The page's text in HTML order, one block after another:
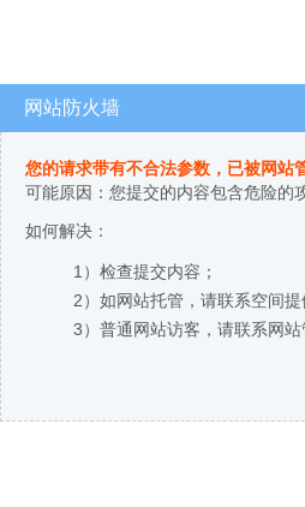
网站防火墙
您的请求带有不合法参数，已被网站
可能原因：您提交的内容包含危险的
如何解决：
1）检查提交内容；
2）如网站托管，请联系空间提
3）普通网站访客，请联系网站